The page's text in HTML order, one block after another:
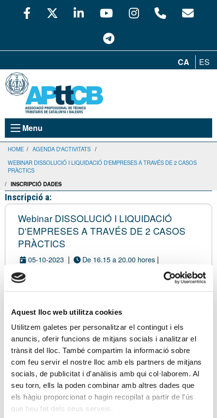
Aquest lloc web utilitza cookies
Utilitzem galetes per personalitzar el contingut i els
anuncis, oferir funcions de mitjans socials i analitzar el
trànsit del lloc. També compartim la informació sobre
com feu servir el nostre lloc amb els partners de mitjans
socials, de publicitat i d'anàlisis amb qui col·laborem. Al
seu torn, ells la poden combinar amb altres dades que
els hàgiu proporcionat o hagin recopilat a partir de l'ús
que heu fet dels seus serveis.
CA ES
Menu
HOME / AGENDA D'ACTIVITATS /
WEBINAR DISSOLUCIÓ I LIQUIDACIÓ D'EMPRESES A TRAVÉS DE 2 CASOS
PRÀCTICS
/ INSCRIPCIÓ DADES
Inscripció a:
Webinar DISSOLUCIÓ I LIQUIDACIÓ
D'EMPRESES A TRAVÉS DE 2 CASOS
PRÀCTICS
05-10-2023 | De 16.15 a 20.00 hores |
Modalitat virtual
DADES TARIFA ASSISTENTS RESUMCONFIRMACIÓ
Ets associat/da?
Si ja ets associat/da, les vostres dades de
contacte es carregaran directament en el procés
d'inscripció des de la vostra fitxa. A més, et
beneficiaràs d'unes tarifes especials.